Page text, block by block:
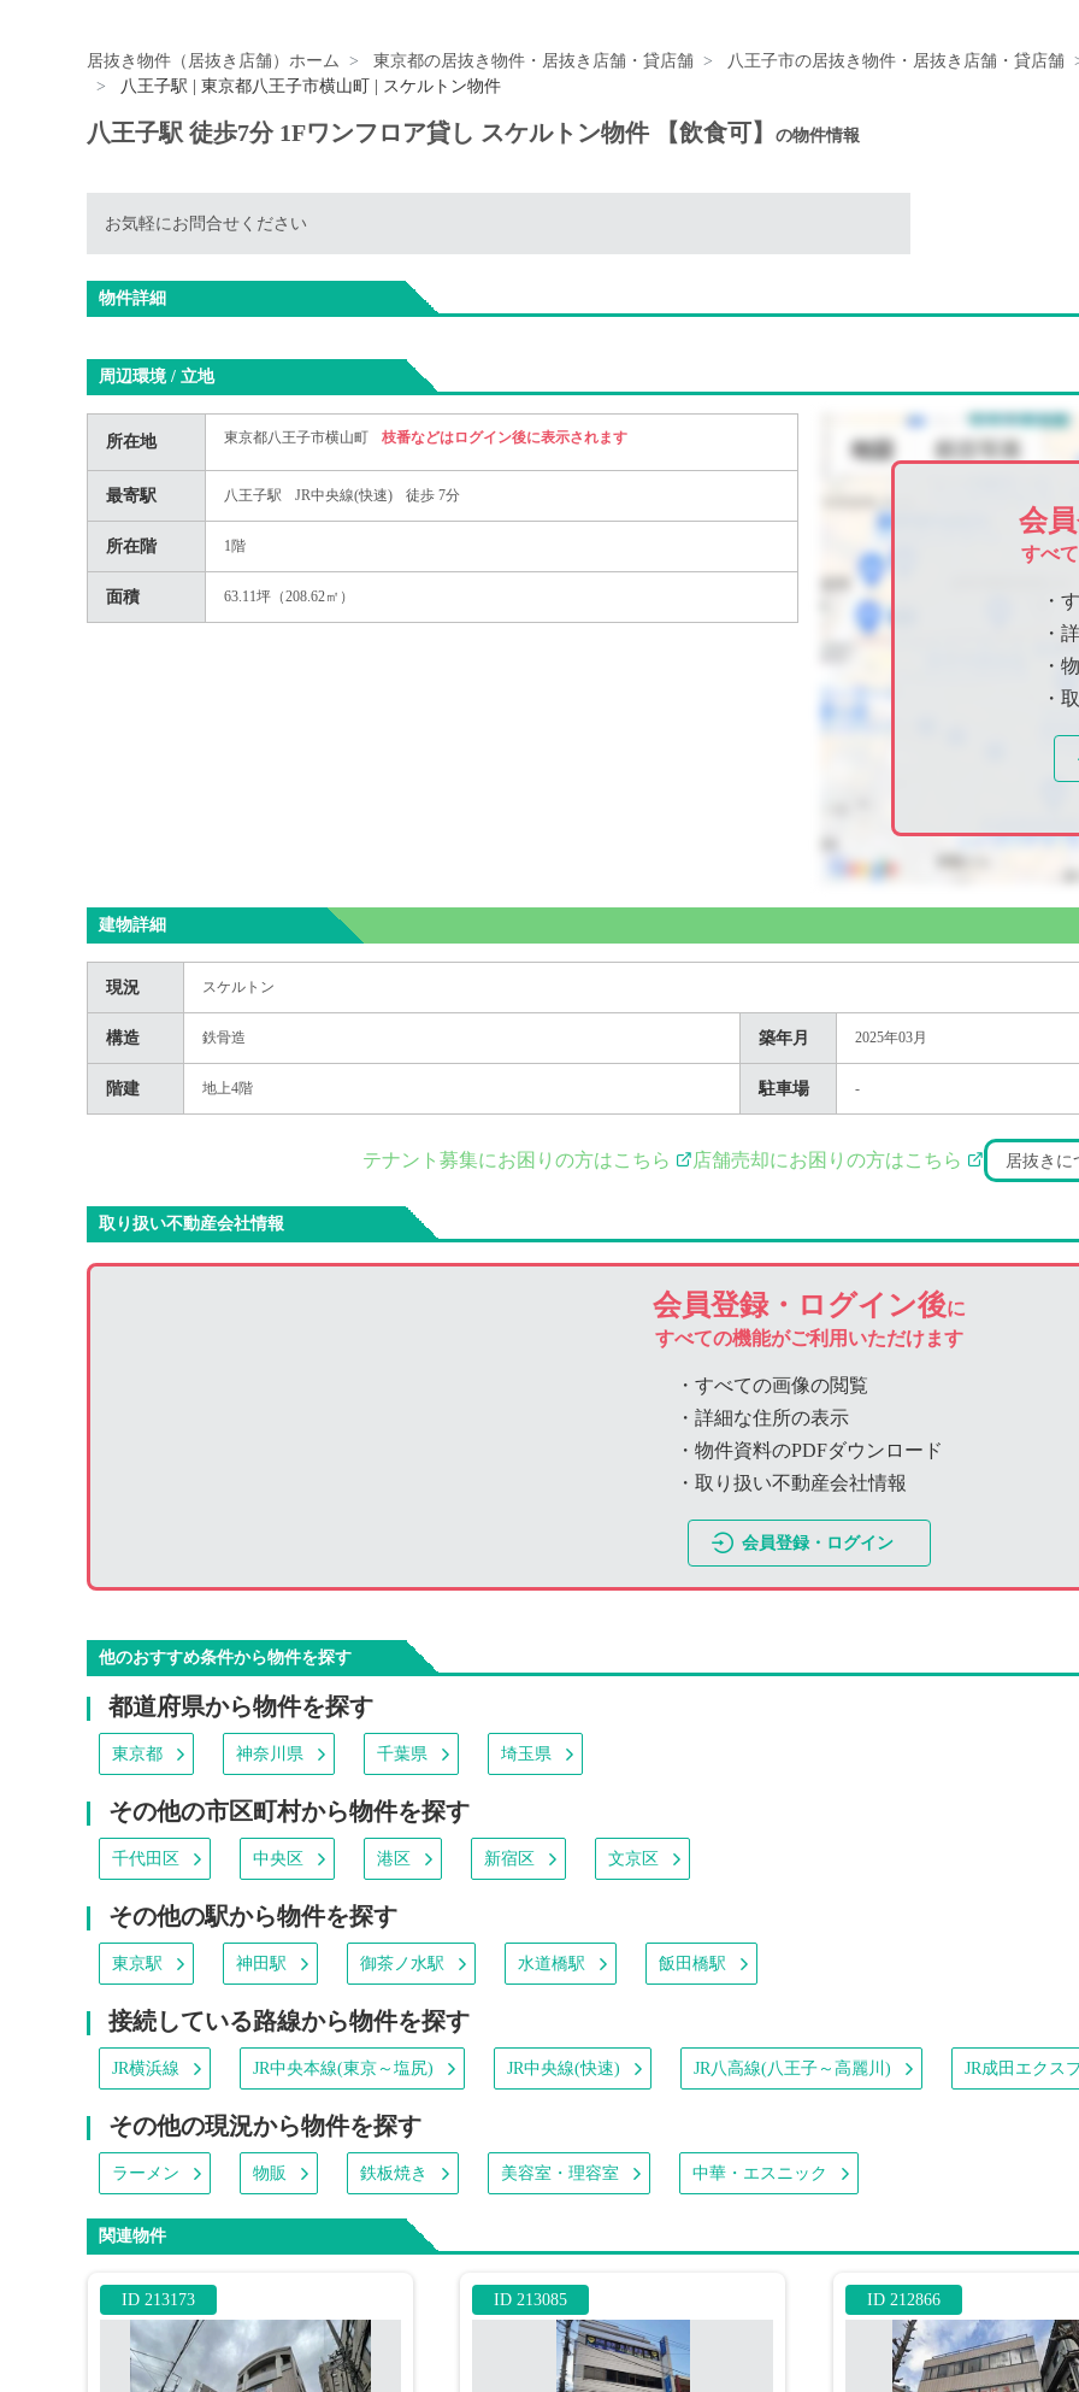
居抜き物件（居抜き店舗）ホーム 東京都の居抜き物件・居抜き店舗・貸店舗
八王子市の居抜き物件・居抜き店舗・貸店舗
八王子駅 | 東京都八王子市横山町 | スケルトン物件
八王子駅 徒歩7分 1Fワンフロア貸し スケルトン物件 【飲食可】 の物件情報
お気軽にお問合せください
物件詳細
周辺環境 / 立地
所在地 東京都八王子市横山町 枝番などはログイン後に表示されます
最寄駅 八王子駅 JR中央線(快速) 徒歩 7分
所在階 1階
面積 63.11坪（208.62㎡）
会
すべ
・
・
・
・
建物詳細
現況 スケルトン
構造 鉄骨造 築年月 2025年03月
階建 地上4階 駐車場 -
テナント募集にお困りの方はこちら 店舗売却にお困りの方はこちら 居抜きに
取り扱い不動産会社情報
会員登録・ログイン後に
すべての機能がご利用いただけます
・すべての画像の閲覧
・詳細な住所の表示
・物件資料のPDFダウンロード
・取り扱い不動産会社情報
会員登録・ログイン
他のおすすめ条件から物件を探す
都道府県から物件を探す
東京都 神奈川県 千葉県 埼玉県
その他の市区町村から物件を探す
千代田区 中央区 港区 新宿区 文京区
その他の駅から物件を探す
東京駅 神田駅 御茶ノ水駅 水道橋駅 飯田橋駅
接続している路線から物件を探す
JR横浜線 JR中央本線(東京～塩尻) JR中央線(快速) JR八高線(八王子～高麗川) JR成田エクス
その他の現況から物件を探す
ラーメン 物販 鉄板焼き 美容室・理容室 中華・エスニック
関連物件
ID 213173 ID 213085 ID 212866